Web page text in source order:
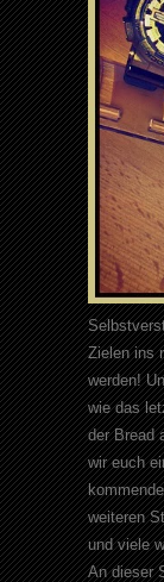
Zielen ins
werden!
wie das
der Bread
wir euch
weiteren
und viele
An dieser